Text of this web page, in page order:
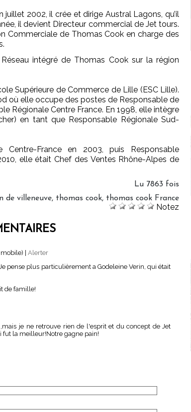
juillet 2002, il crée et dirige Austral Lagons, qu’il
il devient Directeur commercial de Jet tours.
Commerciale de Thomas Cook en charge des
intégré de Thomas Cook sur la région
Supérieure de Commerce de Lille (ESC Lille).
où elle occupe des postes de Responsable de
Régionale Centre France. En 1998, elle intègre
en tant que Responsable Régionale Sud-
Centre-France en 2003, puis Responsable
elle était Chef des Ventes Rhône-Alpes de
Lu 7863 fois
de villeneuve, thomas cook, thomas cook France
Notez
Alerter
pense plus particulièrement a Godeleine Verin, qui était
de famille!
je ne retrouve rien de l'esprit et du concept de Jet
fut la meilleur!Notre gagne pain!